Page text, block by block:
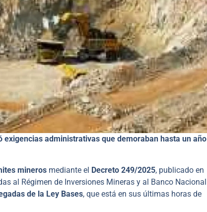
administrativas que demoraban hasta un año
mineros mediante el Decreto 249/2025, publicado en
al Régimen de Inversiones Mineras y al Banco Nacional
de la Ley Bases, que está en sus últimas horas de